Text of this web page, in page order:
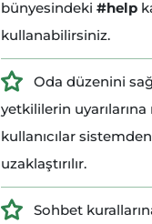
bünyesindeki #help
kullanabilirsiniz.
Oda düzenini
yetkililerin
kullanıcılar
uzaklaştırılır.
Sohbet